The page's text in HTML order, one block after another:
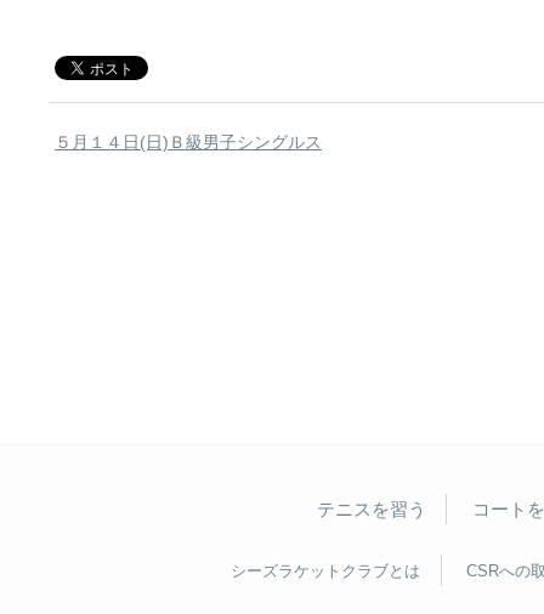
５月１４日(日)Ｂ級男子シングルス
テニスを習う コート
シーズラケットクラブとは CSRへの